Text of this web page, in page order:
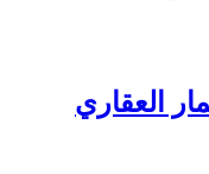
العقاري